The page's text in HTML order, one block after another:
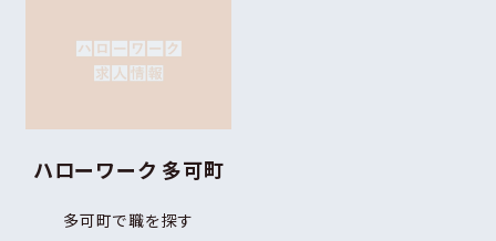
ハローワーク 多可町
多可町で職を探す